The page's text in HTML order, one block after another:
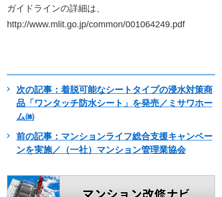
ガイドラインの詳細は、
http://www.mlit.go.jp/common/001064249.pdf
次の記事：着脱可能なシートタイプの浸水対策商
品「ワンタッチ防水シート」を発売／ミサワホー
ム㈱
前の記事：マンションライフ総合支援キャンペー
ンを実施／（一社）マンション管理業協会